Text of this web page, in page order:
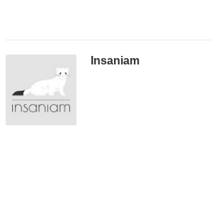
Insaniam